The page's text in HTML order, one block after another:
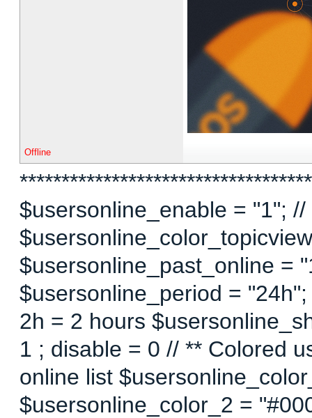
Offline
$usersonline_enable = "1";
$usersonline_past_online =
$usersonline_period =
2h = 2 hours
1 ; disable = 0 // ** Colored
online list
$usersonline_color_2 =